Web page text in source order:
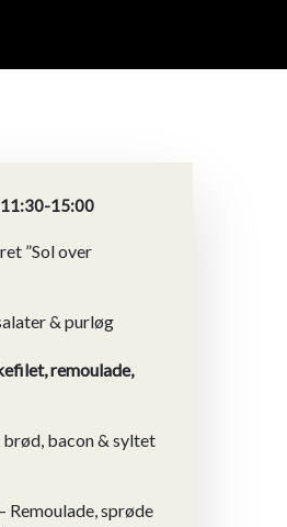
11:30-15:00
”Sol over
& purløg
remoulade,
bacon & syltet
Remoulade, sprøde